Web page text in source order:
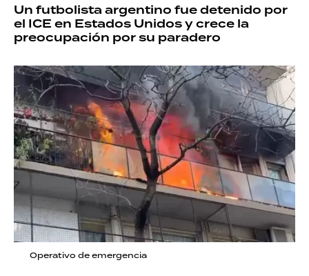
Un futbolista argentino fue detenido por
el ICE en Estados Unidos y crece la
preocupación por su paradero
Operativo de emergencia